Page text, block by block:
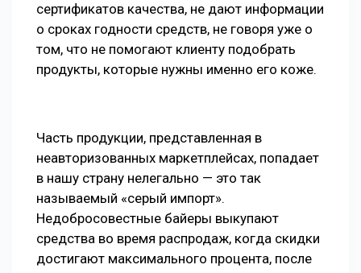
сертификатов качества, не дают информации
о сроках годности средств, не говоря уже о
том, что не помогают клиенту подобрать
продукты, которые нужны именно его коже.
Часть продукции, представленная в
неавторизованных маркетплейсах, попадает
в нашу страну нелегально — это так
называемый «серый импорт».
Недобросовестные байеры выкупают
средства во время распродаж, когда скидки
достигают максимального процента, после